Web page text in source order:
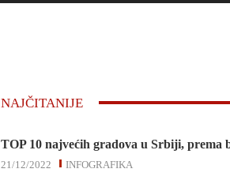
NAJČITANIJE
TOP 10 najvećih gradova u Srbiji, prema
INFOGRAFIKA
21/12/2022